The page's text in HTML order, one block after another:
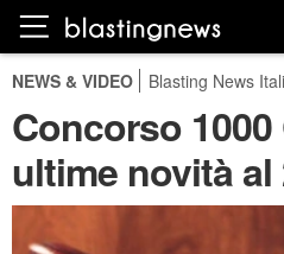
NEWS & VIDEO Blasting News
Concorso
ultime novità al